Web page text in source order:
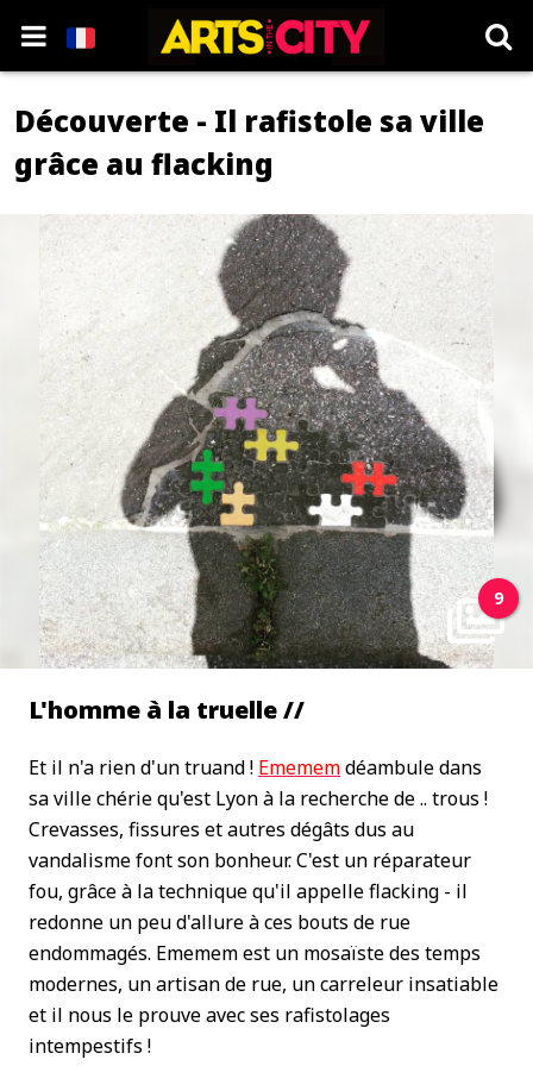
Découverte - Il rafistole sa ville
grâce au flacking
9
L'homme à la truelle //
Et il n'a rien d'un truand ! Emememdéambule dans
sa ville chérie qu'est Lyon à la recherche de .. trous !
Crevasses, fissures et autres dégâts dus au
vandalisme font son bonheur. C'est un réparateur
fou, grâce à la technique qu'il appelle flacking - il
redonne un peu d'allure à ces bouts de rue
endommagés. Ememem est un mosaïste des temps
modernes, un artisan de rue, un carreleur insatiable
et il nous le prouve avec ses rafistolages
intempestifs !